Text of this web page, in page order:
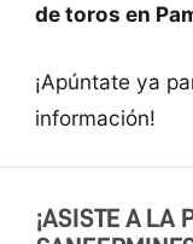
de toros en
¡Apúntate ya
información!
¡ASISTE A LA